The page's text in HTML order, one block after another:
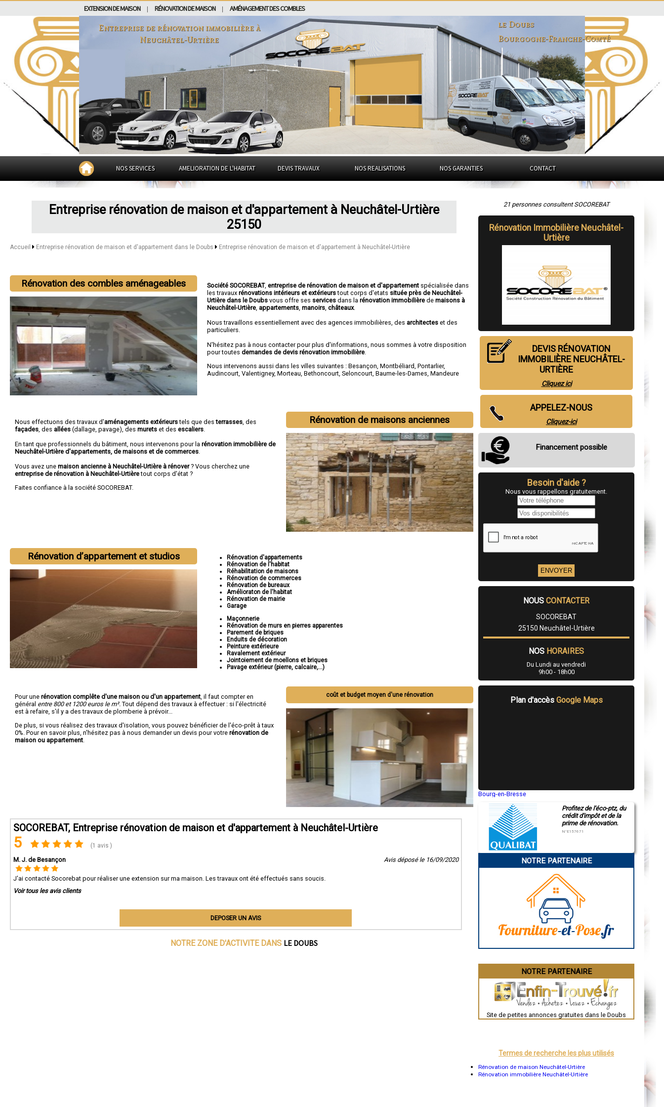
EXTENSION DE MAISON RÉNOVATION DE MAISON AMÉNAGEMENT DES COMBLES
Entreprise de rénovation immobilière à
Neuchâtel-Urtière
le Doubs
Bourgogne-Franche-Comté
NOS SERVICES AMELIORATION DE L'HABITAT DEVIS TRAVAUX NOS REALISATIONS NOS GARANTIES CONTACT
Entreprise rénovation de maison et d'appartement à Neuchâtel-Urtière
25150
Accueil Entreprise rénovation de maison et d'appartement dans le Doubs Entreprise rénovation de maison et d'appartement à Neuchâtel-Urtière
Rénovation des combles aménageables Société SOCOREBAT,entreprise de rénovation de maison et d'appartement spécialisée dans
les travauxrénovations intérieurs et extérieurstout corps d'etats située près de Neuchâtel-
Urtière dans le Doubsvous offre ses services dans larénovation immobilière demaisons à
Neuchâtel-Urtière appartements ,manoirs ,châteaux.
Nous travaillons essentiellement avec des agences immobilières, des architectes et des
particuliers.
N'hésitez pas à nous contacter pour plus d'informations, nous sommes à votre disposition
pour toutesdemandes de devis rénovation immobilière
Nous intervenons aussi dans les villes suivantes :Besançon ,Montbéliard ,Pontarlier,
Audincourt ,Valentigney,Morteau ,Bethoncourt ,Seloncourt ,Baume-les-Dames ,Mandeure
Rénovation de maisons anciennes
Nous effectuons des travaux d'aménagements extérieurstels que desterrasses , des
façades , des allées (dallage, pavage), des murets et des escaliers
En tant que professionnels du bâtiment, nous intervenons pour la rénovation immobilière de
Neuchâtel-Urtière d'appartements, de maisons et de commerces
Vous avez une maison ancienne à Neuchâtel-Urtière à rénover? Vous cherchez une
entreprise de rénovation à Neuchâtel-Urtièretout corps d'état ?
Faites confiance à la société SOCOREBAT.
Rénovation d’appartement et studios
Rénovation d'appartements
Rénovation de l'habitat
Réhabilitation de maisons
Rénovation de commerces
Rénovation de bureaux
Amélioraton de l'habitat
Rénovation de mairie
Garage
Maçonnerie
Rénovation de murs en pierres apparentes
Parement de briques
Enduits de décoration
Peinture extérieure
Ravalement extérieur
Jointoiement de moellons et briques
Pavage extérieur (pierre, calcaire,...)
coût et budget moyen d'une rénovation
Pour une rénovation complête d'une maison ou d'un appartement , il faut compter en
général entre 800 et 1200 euros le m². Tout dépend des travaux à effectuer : si l'électricité
est à refaire, s'il y a des travaux de plomberie à prévoir...
De plus, si vous réalisez des travaux d'isolation, vous pouvez bénéficier de l'éco-prêt à taux
0%. Pour en savoir plus, n'hésitez pas à nous demander un devis pour votre rénovation de
maison ou appartement
SOCOREBAT, Entreprise rénovation de maison et d'appartement à Neuchâtel-Urtière
5 (1 avis )
M. J. de Besançon Avis déposé le 16/09/2020
J'ai contacté Socorebat pour réaliser une extension sur ma maison. Les travaux ont été effectués sans soucis.
Voir tous les avis clients
DEPOSER UN AVIS
NOTRE ZONE D'ACTIVITE DANS LE DOUBS
21 personnes consultent SOCOREBAT
Rénovation Immobilière Neuchâtel-
Urtière
DEVIS RÉNOVATION
IMMOBILIÈRE NEUCHÂTEL-
URTIÈRE
Cliquez ici
APPELEZ-NOUS
Cliquez-ici
Financement possible
Besoin d'aide ?
Nous vous rappellons gratuitement.
NOUS CONTACTER
SOCOREBAT
25150 Neuchâtel-Urtière
NOS HORAIRES
Du Lundi au vendredi
9h00 - 18h00
Plan d'accès Google Maps
Bourg-en-Bresse
Montluçon
Manosque
Gap
Charleville-Mézières
Pamiers
Narbonne
Brive-la-Gaillarde
Guéret
Besançon
Évreux
Chartres
Nîmes
Auch
Dole
Mont-de-Marsan
Profitez de l'éco-ptz, du
crédit d'impôt et de la
prime de rénovation.
N°E157671
NOTRE PARTENAIRE
NOTRE PARTENAIRE
Site de petites annonces gratuites dans le Doubs
Termes de recherche les plus utilisés
Rénovation de maison Neuchâtel-Urtière
Rénovation immobilière Neuchâtel-Urtière